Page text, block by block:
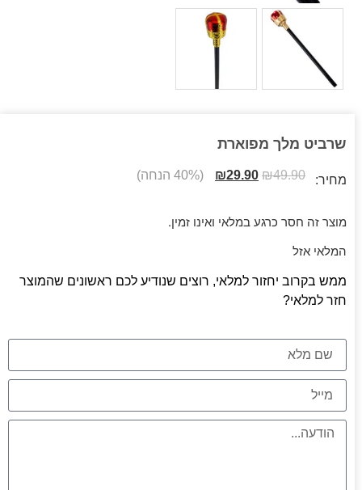
שרביט מלך מפוארת
מחיר: ₪49.90
₪29.90 (40% הנחה)
מוצר זה חסר כרגע במלאי ואינו זמין.
המלאי אזל
ממש בקרוב יחזור למלאי, רוצים שנודיע לכם ראשונים שהמוצר
חזר למלאי?